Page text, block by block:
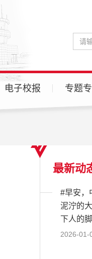
电子校报 专题
最新动
#早安，
泥泞的
下人的
里是中飞
2026-01-